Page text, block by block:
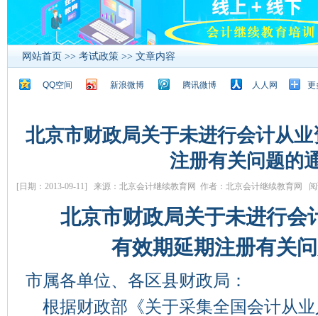
网站首页 >> 考试政策 >> 文章内容
QQ空间 新浪微博 腾讯微博 人人网 更
北京市财政局关于未进行会计从
注册有关问题的
[日期：2013-09-11] 来源：北京会计继续教育网 作者：北京会计继续教育网 阅
北京市财政局关于未进行会
有效期延期注册有关
市属各单位、各区县财政局：
根据财政部《关于采集全国会计从